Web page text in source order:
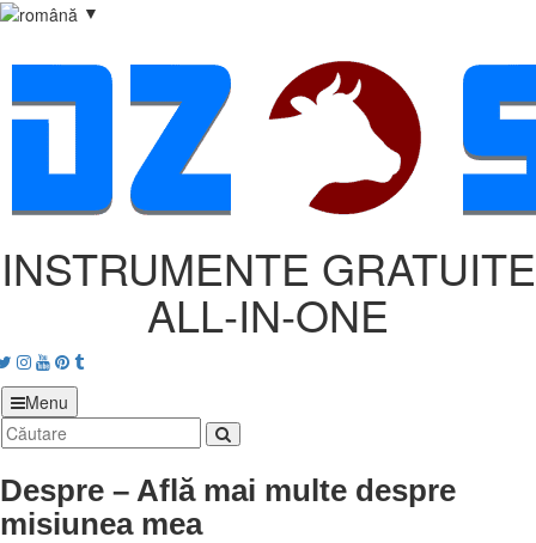
▼
INSTRUMENTE GRATUITE
ALL‑IN‑ONE
Twitter
Instagram
Youtube
Pinterest
tumblr
Menu
Despre – Află mai multe despre
misiunea mea